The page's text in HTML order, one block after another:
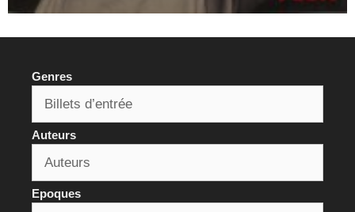
Genres
Auteurs
Epoques